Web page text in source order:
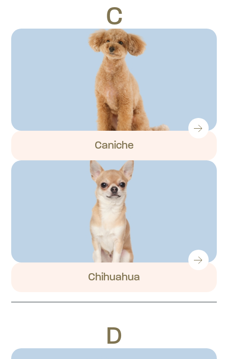
C
Caniche
Chihuahua
D